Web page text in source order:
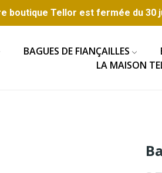
boutique Tellor est fermée du 30
BAGUES DE FIANÇAILLES
LA MAISON